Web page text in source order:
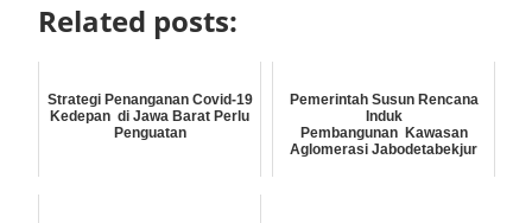
Related posts:
Strategi Penanganan Covid-19
Kedepan di Jawa Barat Perlu
Penguatan
Pemerintah Susun Rencana
Induk
Pembangunan Kawasan
Aglomerasi Jabodetabekjur